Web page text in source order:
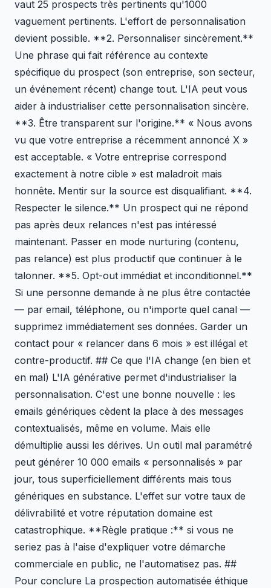
vaut 25 prospects très pertinents qu'1000
vaguement pertinents. L'effort de personnalisation
devient possible. **2. Personnaliser sincèrement.**
Une phrase qui fait référence au contexte
spécifique du prospect (son entreprise, son secteur,
un événement récent) change tout. L'IA peut vous
aider à industrialiser cette personnalisation sincère.
**3. Être transparent sur l'origine.** « Nous avons
vu que votre entreprise a récemment annoncé X »
est acceptable. « Votre entreprise correspond
exactement à notre cible » est maladroit mais
honnête. Mentir sur la source est disqualifiant. **4.
Respecter le silence.** Un prospect qui ne répond
pas après deux relances n'est pas intéressé
maintenant. Passer en mode nurturing (contenu,
pas relance) est plus productif que continuer à le
talonner. **5. Opt-out immédiat et inconditionnel.**
Si une personne demande à ne plus être contactée
— par email, téléphone, ou n'importe quel canal —
supprimez immédiatement ses données. Garder un
contact pour « relancer dans 6 mois » est illégal et
contre-productif. ## Ce que l'IA change (en bien et
en mal) L'IA générative permet d'industrialiser la
personnalisation. C'est une bonne nouvelle : les
emails génériques cèdent la place à des messages
contextualisés, même en volume. Mais elle
démultiplie aussi les dérives. Un outil mal paramétré
peut générer 10 000 emails « personnalisés » par
jour, tous superficiellement différents mais tous
génériques en substance. L'effet sur votre taux de
délivrabilité et votre réputation domaine est
catastrophique. **Règle pratique :** si vous ne
seriez pas à l'aise d'expliquer votre démarche
commerciale en public, ne l'automatisez pas. ##
Pour conclure La prospection automatisée éthique